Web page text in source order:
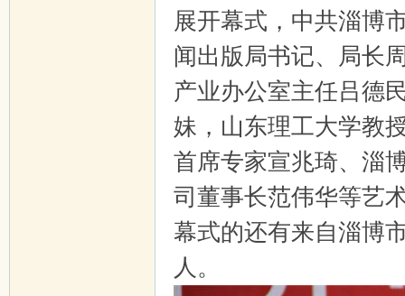
展开幕式，中共淄博
闻出版局书记、局长
产业办公室主任吕德
妹，山东理工大学教
首席专家宣兆琦、淄
司董事长范伟华等艺
幕式的还有来自淄博
人。